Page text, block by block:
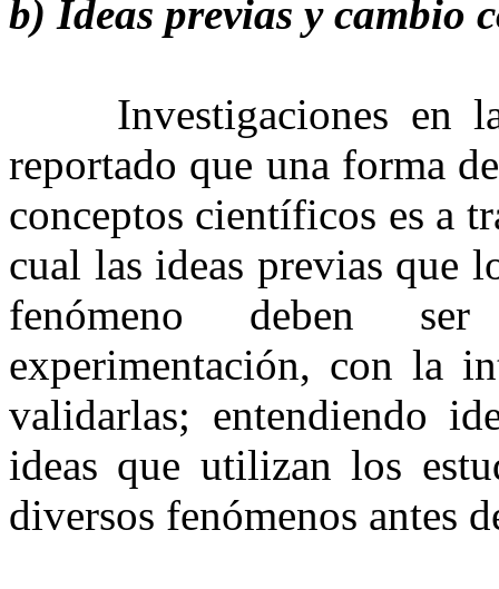
b) Ideas previas y cambio
Investigaciones en la
reportado que una forma
conceptos científicos es a
cual las ideas previas que
fenómeno deben
experimentación, con la
validarlas; entendiendo
ideas que utilizan los
diversos fenómenos antes